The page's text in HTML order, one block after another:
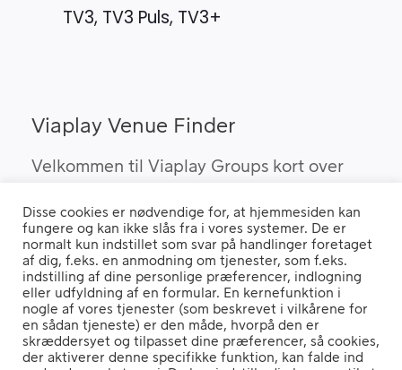
TV3, TV3 Puls, TV3+
Viaplay Venue Finder
Velkommen til Viaplay Groups kort over
finde barer, pubber og hoteller, som kan
vise Viaplay’s sportsrettigheder i Danmark.
Hvis du benytter en "Ad Blocker" vil du opleve, at siden ikke fungerer
ordentligt.
Disse cookies er nødvendige for, at hjemmesiden kan
fungere og kan ikke slås fra i vores systemer. De er
normalt kun indstillet som svar på handlinger foretaget
af dig, f.eks. en anmodning om tjenester, som f.eks.
indstilling af dine personlige præferencer, indlogning
eller udfyldning af en formular. En kernefunktion i
nogle af vores tjenester (som beskrevet i vilkårene for
en sådan tjeneste) er den måde, hvorpå den er
skræddersyet og tilpasset dine præferencer, så cookies,
der aktiverer denne specifikke funktion, kan falde ind